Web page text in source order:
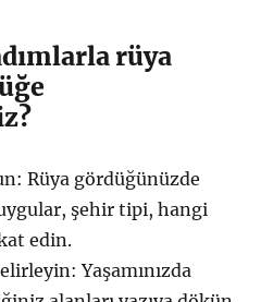
rüya
Rüya gördüğünüzde
şehir tipi, hangi
edin.
Yaşamınızda